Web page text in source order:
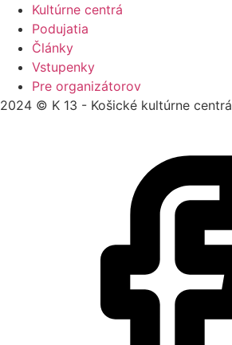
Kultúrne centrá
Podujatia
Články
Vstupenky
Pre organizátorov
2024 © K 13 - Košické kultúrne centrá